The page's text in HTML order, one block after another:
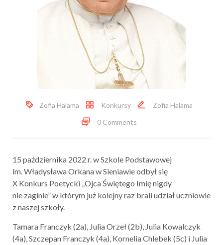
Zofia Halama Konkursy
Zofia Halama
0 Comments
15 października 2022 r. w Szkole Podstawowej
im. Władysława Orkana w Sieniawie odbył się
X Konkurs Poetycki „Ojca Świętego Imię nigdy
nie zaginie” w którym już kolejny raz brali udział uczniowie
z naszej szkoły.
Tamara Franczyk (2a), Julia Orzeł (2b), Julia Kowalczyk
(4a), Szczepan Franczyk (4a), Kornelia Chlebek (5c) i Julia